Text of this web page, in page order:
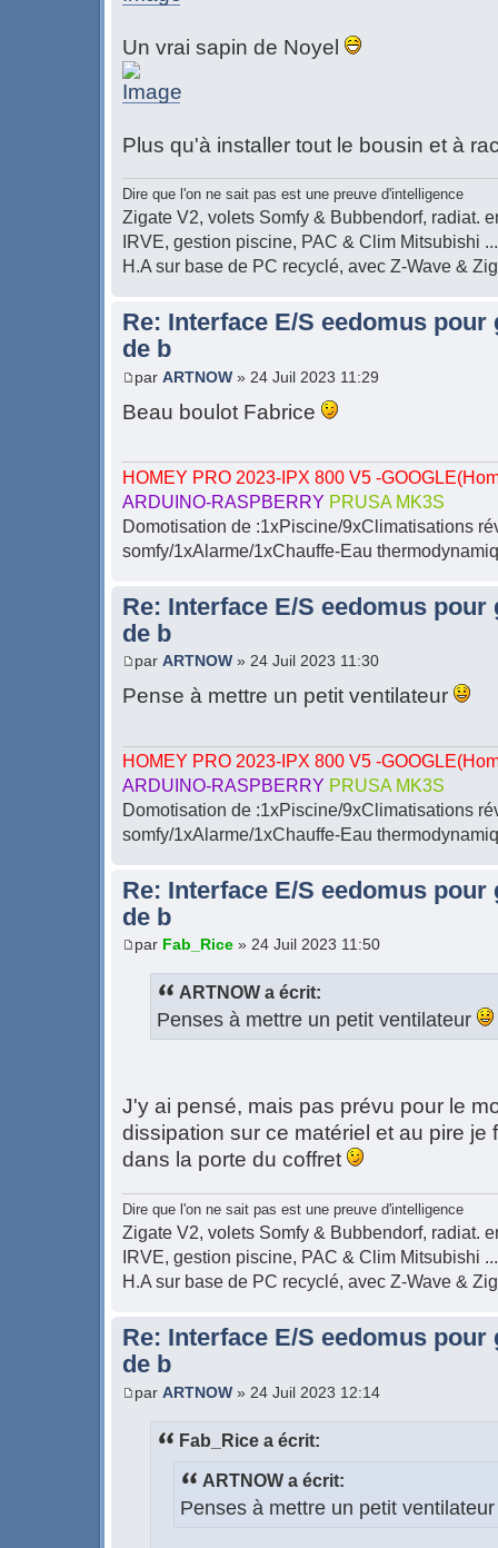
Un vrai sapin de Noyel
Plus qu'à installer tout le bousin et à
Dire que l'on ne sait pas est une preuve d'intelligence
Zigate V2, volets Somfy & Bubbendorf, radiat.
IRVE, gestion piscine, PAC & Clim Mitsubishi ...
H.A sur base de PC recyclé, avec Z-Wave &
Re: Interface E/S eedomus
de b
par ARTNOW » 24 Juil 2023 11:29
Beau boulot Fabrice
HOMEY PRO 2023-IPX 800 V5 -
ARDUINO-RASPBERRY PRUSA MK3S
Domotisation de :1xPiscine/9xClimatisations
somfy/1xAlarme/1xChauffe-Eau
Re: Interface E/S eedomus
de b
par ARTNOW » 24 Juil 2023 11:30
Pense à mettre un petit ventilateur
HOMEY PRO 2023-IPX 800 V5 -
ARDUINO-RASPBERRY PRUSA MK3S
Domotisation de :1xPiscine/9xClimatisations
somfy/1xAlarme/1xChauffe-Eau
Re: Interface E/S eedomus
de b
par Fab_Rice » 24 Juil 2023 11:50
ARTNOW a écrit:
Penses à mettre un petit ventilateur
J'y ai pensé, mais pas prévu pour le
dissipation sur ce matériel et au pire je
dans la porte du coffret
Dire que l'on ne sait pas est une preuve d'intelligence
Zigate V2, volets Somfy & Bubbendorf, radiat.
IRVE, gestion piscine, PAC & Clim Mitsubishi ...
H.A sur base de PC recyclé, avec Z-Wave &
Re: Interface E/S eedomus
de b
par ARTNOW » 24 Juil 2023 12:14
Fab_Rice a écrit:
ARTNOW a écrit:
Penses à mettre un petit